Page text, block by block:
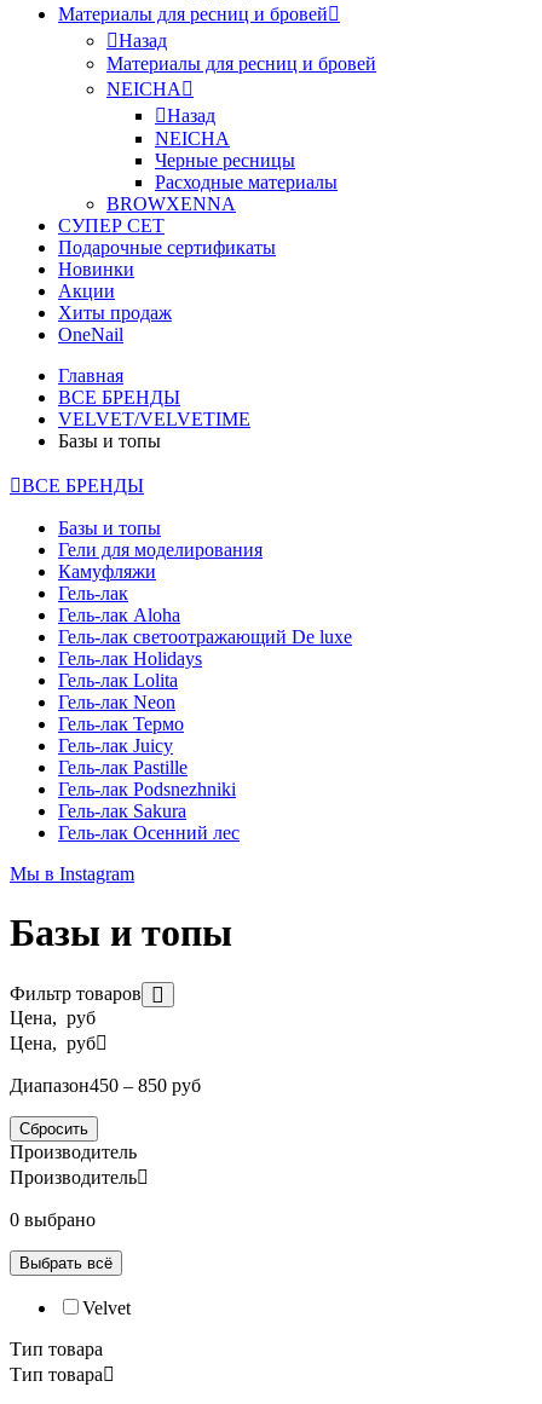
Материалы для ресниц и бровей
Назад
Материалы для ресниц и бровей
NEICHA
Назад
NEICHA
Черные ресницы
Расходные материалы
BROWXENNA
СУПЕР СЕТ
Подарочные сертификаты
Новинки
Акции
Хиты продаж
OneNail
Главная
ВСЕ БРЕНДЫ
VELVET/VELVETIME
Базы и топы
ВСЕ БРЕНДЫ
Базы и топы
Гели для моделирования
Камуфляжи
Гель-лак
Гель-лак Aloha
Гель-лак светоотражающий De luxe
Гель-лак Holidays
Гель-лак Lolita
Гель-лак Neon
Гель-лак Термо
Гель-лак Juicy
Гель-лак Pastille
Гель-лак Podsnezhniki
Гель-лак Sakura
Гель-лак Осенний лес
Мы в Instagram
Базы и топы
Фильтр товаров
Цена, руб
Цена, руб
Диапазон450 – 850 руб
Сбросить
Производитель
Производитель
0 выбрано
Выбрать всё
Velvet
Тип товара
Тип товара